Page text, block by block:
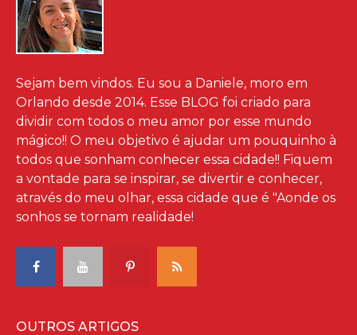
Sejam bem vindos. Eu sou a Daniele, moro em
Orlando desde 2014. Esse BLOG foi criado para
dividir com todos o meu amor por esse mundo
mágico!! O meu objetivo é ajudar um pouquinho à
todos que sonham conhecer essa cidade!! Fiquem
a vontade para se inspirar, se divertir e conhecer,
através do meu olhar, essa cidade que é "Aonde os
sonhos se tornam realidade!
OUTROS ARTIGOS